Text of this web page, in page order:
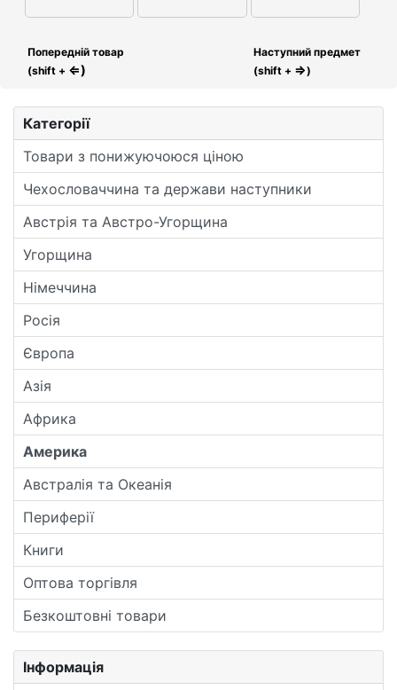
Категорії
Товари з понижуючоюся ціною
Чехословаччина та держави наступники
Австрія та Австро-Угорщина
Угорщина
Німеччина
Росія
Європа
Азія
Африка
Америка
Австралія та Океанія
Периферії
Книги
Оптова торгівля
Безкоштовні товари
Інформація
Попередній товар
(shift + ⇐)
Наступний предмет
(shift + ⇒)